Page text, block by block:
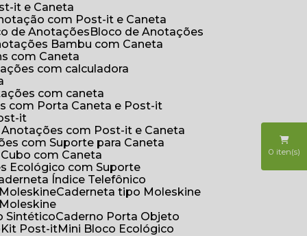
it e Caneta
com Post-it e Caneta
de Anotações
Bloco de Anotações
Bambu com Caneta
com Caneta
com calculadora
com caneta
com Porta Caneta e Post-it
it
Anotações com Post-it e Caneta
com Suporte para Caneta
com Caneta
Ecológico com Suporte
Índice Telefônico
Caderneta tipo Moleskine
Sintético
Caderno Porta Objeto
Kit Post-it
Mini Bloco Ecológico
0 iten(s)